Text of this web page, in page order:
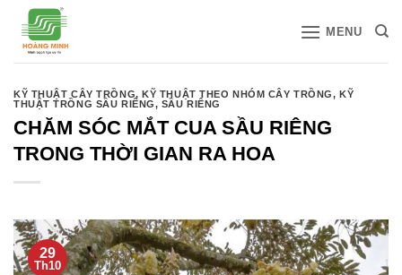
qua
MENU
KỸ THUẬT CÂY TRỒNG,KỸ THUẬT THEO NHÓM CÂY TRỒNG,KỸ
THUẬT TRỒNG SẦU RIÊNG, SẦU RIÊNG
CHĂM SÓC MẮT CUA SẦU RIÊNG
TRONG THỜI GIAN RA HOA
29
Th10